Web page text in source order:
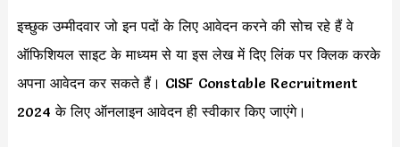
इच्छुक उम्मीदवार जो इन पदों के लिए आवेदन करने की सोच रहे हैं वे
ऑफिशियल साइट के माध्यम से या इस लेख में दिए लिंक पर क्लिक करके
अपना आवेदन कर सकते हैं। CISF Constable Recruitment
2024 के लिए ऑनलाइन आवेदन ही स्वीकार किए जाएंगे।